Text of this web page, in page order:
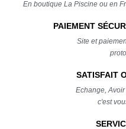
En boutique La Piscine ou en
PAIEMENT
Site et
SATISFAIT
Echange,
c'est